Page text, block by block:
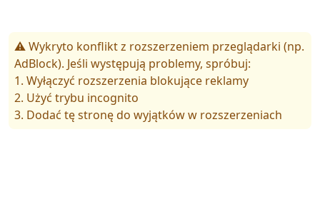
⚠️ Wykryto konflikt z rozszerzeniem przeglądarki (np.
AdBlock). Jeśli występują problemy, spróbuj:
1. Wyłączyć rozszerzenia blokujące reklamy
2. Użyć trybu incognito
3. Dodać tę stronę do wyjątków w rozszerzeniach